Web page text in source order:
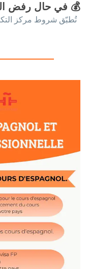
💰 في حال رفض
تُطبّق شروط مركز